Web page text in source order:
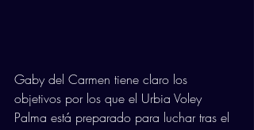
Gaby del Carmen tiene claro los
objetivos por los que el Urbia Voley
Palma está preparado para luchar tras el